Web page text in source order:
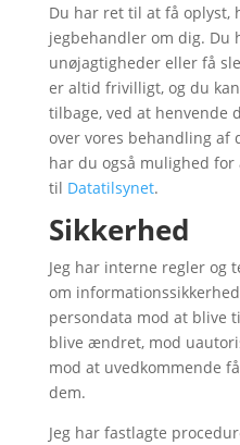
Du har ret til at få oplyst,
jegbehandler om dig. Du
unøjagtigheder eller få
er altid frivilligt, og du
tilbage, ved at henvende
over vores behandling af
har du også mulighed for
til Datatilsynet.
Sikkerhed
Jeg har interne regler og
om
persondata mod at blive
blive ændret, mod
mod at uvedkommende
dem.
Jeg har fastlagte